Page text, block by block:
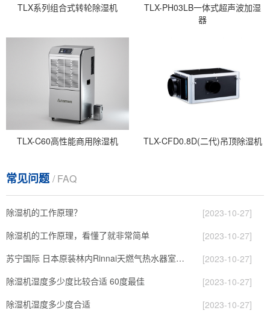
TLX系列组合式转轮除湿机
TLX-PH03LB一体式超声波加湿
器
TLX-C60高性能商用除湿机 TLX-CFD0.8D(二代)吊顶除湿机
常见问题/ FAQ
除湿机的工作原理？
[2023-10-27]
除湿机的工作原理，看懂了就非常简单
[2023-10-27]
苏宁国际 日本原装林内Rinnai天燃气热水器室内外机20L24升恒温0冷水循环泵RUF-A2005AU(B)
[2023-10-27]
除湿机湿度多少度比较合适 60度最佳
[2023-10-27]
除湿机湿度多少度合适
[2023-10-27]